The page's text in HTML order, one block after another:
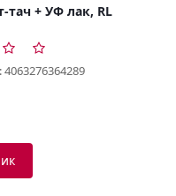
тач + УФ лак, RL
4063276364289